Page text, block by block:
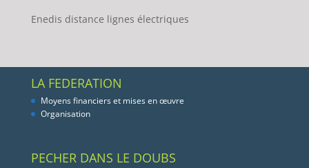
Enedis distance lignes électriques
LA FEDERATION
Moyens financiers et mises en œuvre
Organisation
PECHER DANS LE DOUBS